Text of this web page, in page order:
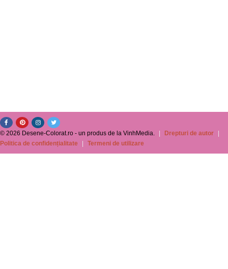
© 2026 Desene-Colorat.ro - un produs de la VinhMedia. Drepturi de autor
Politica de confidențialitate
Termeni de utilizare